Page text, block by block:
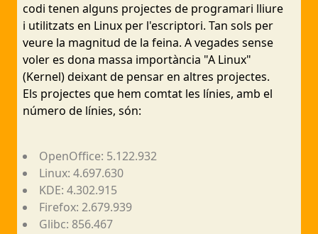
codi tenen alguns projectes de programari lliure
i utilitzats en Linux per l'escriptori. Tan sols per
veure la magnitud de la feina. A vegades sense
voler es dona massa importància "A Linux"
(Kernel) deixant de pensar en altres projectes.
Els projectes que hem comtat les línies, amb el
número de línies, són:
OpenOffice: 5.122.932
Linux: 4.697.630
KDE: 4.302.915
Firefox: 2.679.939
Glibc: 856.467